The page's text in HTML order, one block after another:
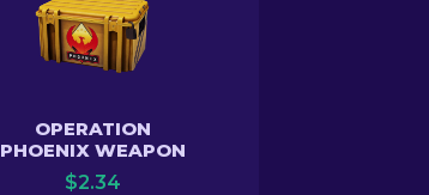
OPERATION
PHOENIX WEAPON
$2.34